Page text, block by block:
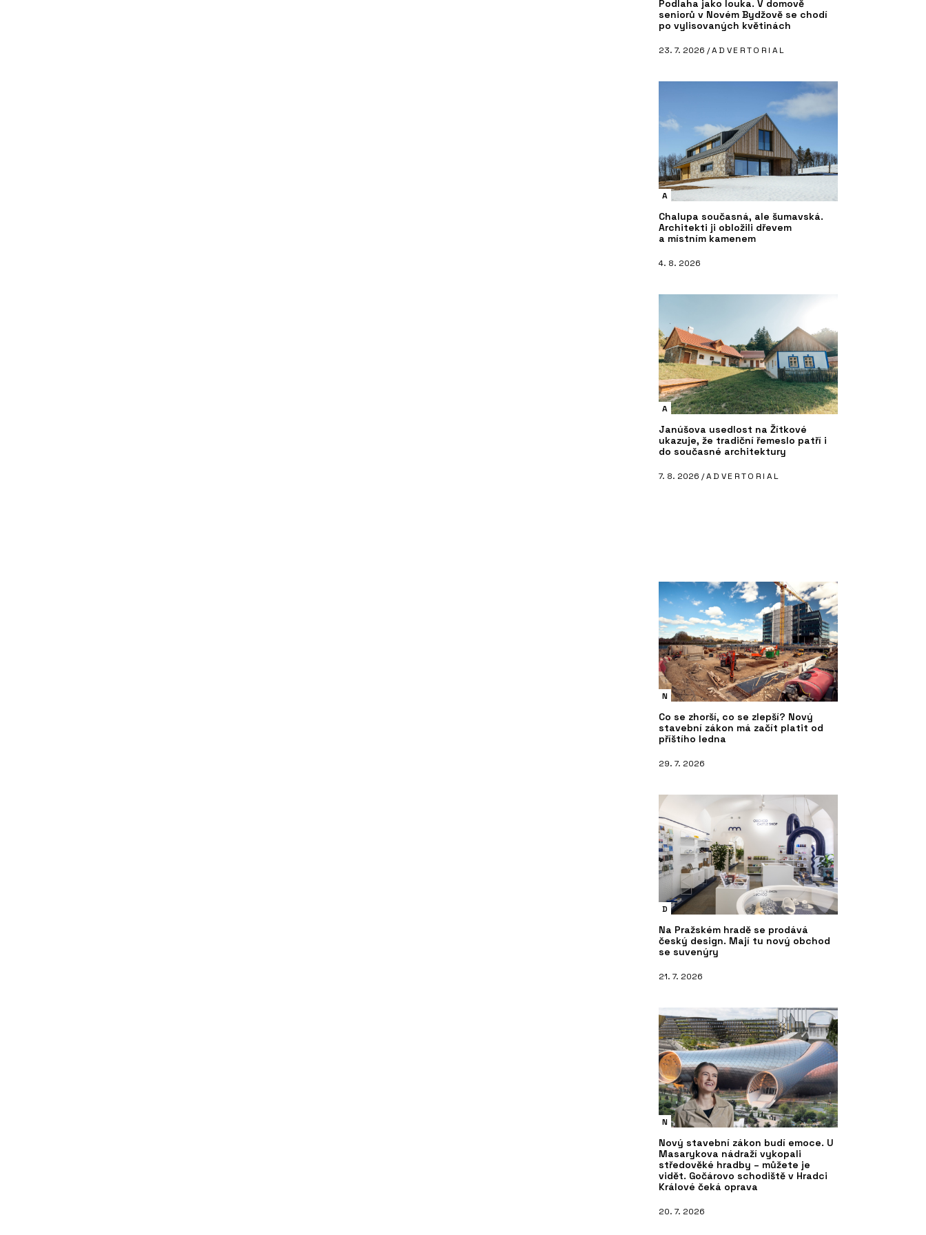
Podlaha jako louka. V domově
seniorů v Novém Bydžově se chodí
po vylisovaných květinách
23. 7. 2026 /ADVERTORIAL
A
Chalupa současná, ale šumavská.
Architekti ji obložili dřevem
a místním kamenem
4. 8. 2026
A
Janúšova usedlost na Žítkové
ukazuje, že tradiční řemeslo patří i
do současné architektury
7. 8. 2026 /ADVERTORIAL
N
Co se zhorší, co se zlepší? Nový
stavební zákon má začít platit od
příštího ledna
29. 7. 2026
D
Na Pražském hradě se prodává
český design. Mají tu nový obchod
se suvenýry
21. 7. 2026
N
Nový stavební zákon budí emoce. U
Masarykova nádraží vykopali
středověké hradby – můžete je
vidět. Gočárovo schodiště v Hradci
Králové čeká oprava
20. 7. 2026